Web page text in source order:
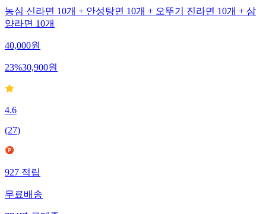
농심 신라면 10개 + 안성탕면 10개 + 오뚜기 진라면 10개 + 삼
양라면 10개
40,000원
23%30,900원
4.6
(27)
927적립
무료배송